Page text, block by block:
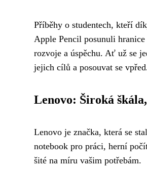
Příběhy o studentech, kteří
Apple Pencil posunuli
rozvoje a úspěchu. Ať už se
jejich cílů a posouvat se
Lenovo: Široká
Lenovo je značka, která se
notebook pro práci, herní
šité na míru vašim potřebám.